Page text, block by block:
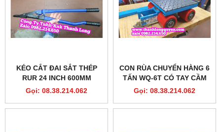
KÉO CẮT ĐAI SẮT THÉP
RUR 24 INCH 600MM
MODEL R4043
Gọi: 08.38.214.062
CON RÙA CHUYỂN HÀNG 6
TẤN WQ-6T CÓ TAY CẦM
ĐIỀU HƯỚNG 180 ĐỘ
Gọi: 08.38.214.062